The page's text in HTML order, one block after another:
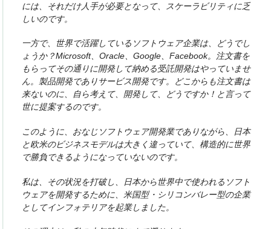
には、それだけ人手が必要となって、スケーラビリティに乏
しいのです。
一方で、世界で活躍しているソフトウェア企業は、どうでし
ょうか？Microsoft、Oracle、Google、Facebook。注文書を
もらってその通りに開発して納める受託開発はやっていませ
ん。製品開発でありサービス開発です。どこからも注文書は
来ないのに、自ら考えて、開発して、どうですか！と言って
世に提案するのです。
このように、おなじソフトウェア開発業でありながら、日本
と欧米のビジネスモデルは大きく違っていて、構造的に世界
で勝負できるようになっていないのです。
私は、その状況を打破し、日本から世界中で使われるソフト
ウェアを開発するために、米国型・シリコンバレー型の企業
としてインフォテリアを起業しました。